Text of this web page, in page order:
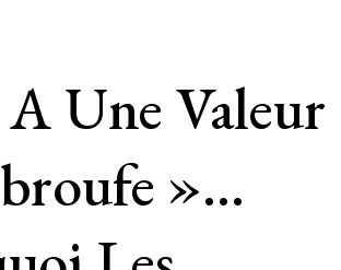
Une Valeur
»…